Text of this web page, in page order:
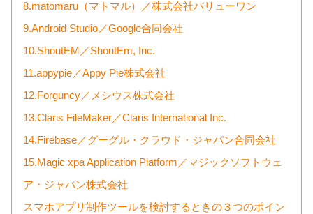
8.matomaru（マトマル）／株式会社バリューワン
9.Android Studio／Google合同会社
10.ShoutEM／ShoutEm, Inc.
11.appypie／Appy Pie株式会社
12.Forguncy／メシウス株式会社
13.Claris FileMaker／Claris International Inc.
14.Firebase／グーグル・クラウド・ジャパン合同会社
15.Magic xpa Application Platform／マジックソフトウェ
ア・ジャパン株式会社
スマホアプリ制作ツールを検討するときの３つのポイン